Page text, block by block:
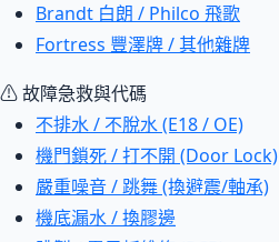
Brandt 白朗 / Philco 飛歌
Fortress 豐澤牌 / 其他雜牌
⚠ 故障急救與代碼
不排水 / 不脫水 (E18 / OE)
機門鎖死 / 打不開 (Door Lock)
嚴重噪音 / 跳舞 (換避震/軸承)
機底漏水 / 換膠邊